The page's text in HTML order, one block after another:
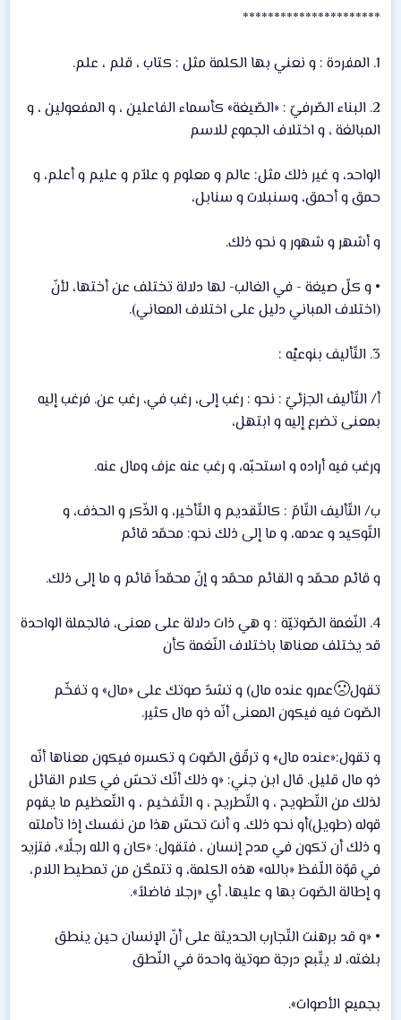
**********************
1. المفردة : و نعني بها الكلمة مثل : كتاب ، قلم ، علم.
2. البناء الصّرفيّ : «الصّيغة» كأسماء الفاعلين ، و المفعولين ، و
المبالغة ، و اختلاف الجموع للاسم
الواحد، و غير ذلك مثل: عالم و معلوم و علاّم و عليم و أعلم، و
حمق و أحمق، وسنبلات و سنابل،
و أشهر و شهور و نحو ذلك.
• و كلّ صيغة - في الغالب- لها دلالة تختلف عن أختها، لأنّ
(اختلاف المباني دليل على اختلاف المعاني).
3. التّأليف بنوعيْه :
أ/ التّأليف الجزئيّ : نحو : رغب إلى، رغب في، رغب عن. فرغب إليه
بمعنى تضرع إليه و ابتهل،
ورغب فيه أراده و استحبّه، و رغب عنه عزف ومال عنه.
ب/ التّأليف التّامّ : كالتّقديم و التّأخير، و الذّكر و الحذف، و
التّوكيد و عدمه، و ما إلى ذلك نحو: محمّد قائم
و قائم محمّد و القائم محمّد و إنّ محمّداً قائم و ما إلى ذلك.
4. النّغمة الصّوتيّة : و هي ذات دلالة على معنى، فالجملة الواحدة
قد يختلف معناها باختلاف النّغمة كأن
تقول🙁عمرو عنده مال) و تشدّ صوتك على «مال» و تفخّم
الصّوت فيه فيكون المعنى أنّه ذو مال كثير.
و تقول:«عنده مال» و ترقّق الصّوت و تكسره فيكون معناها أنّه
ذو مال قليل. قال ابن جني: «و ذلك أنّك تحسّ في كلام القائل
لذلك من التّطويح ، و التّطريح ، و التّفخيم ، و التّعظيم ما يقوم
قوله (طويل)أو نحو ذلك. و أنت تحسّ هذا من نفسك إذا تأملته
و ذلك أن تكون في مدح إنسان ، فتقول: «كان و الله رجلًا»، فتزيد
في قوّة اللّفظ «بالله» هذه الكلمة، و تتمكّن من تمطيط اللام،
و إطالة الصّوت بها و عليها، أي «رجلا فاضلاً».
• «و قد برهنت التّجارب الحديثة على أنّ الإنسان حين ينطق
بلغته، لا يتّبع درجة صوتية واحدة في النّطق
بجميع الأصوات».